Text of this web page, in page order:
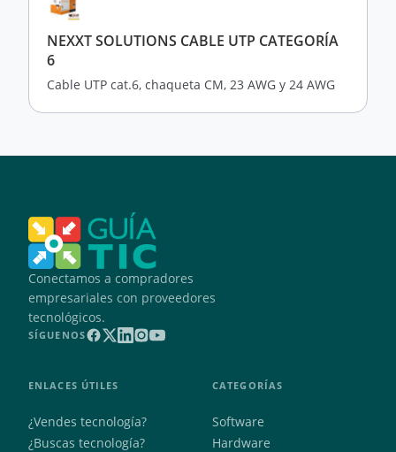
NEXXT SOLUTIONS CABLE UTP CATEGORÍA
6
Cable UTP cat.6, chaqueta CM, 23 AWG y 24 AWG
Conectamos a compradores
empresariales con proveedores
tecnológicos.
SÍGUENOS
ENLACES ÚTILES
¿Vendes tecnología?
¿Buscas tecnología?
CATEGORÍAS
Software
Hardware